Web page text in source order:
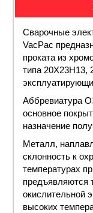
Сварочные
VacPac
проката из
типа 20Х23Н13,
Аббревиатура
основное
назначение
Металл,
склонность к
температурах
предъявляются
окислительной
высоких